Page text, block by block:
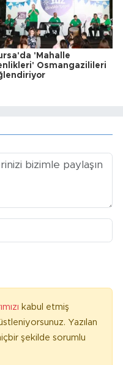
'Mahalle
Osmangazilileri
kabul etmiş
Yazılan
şekilde sorumlu